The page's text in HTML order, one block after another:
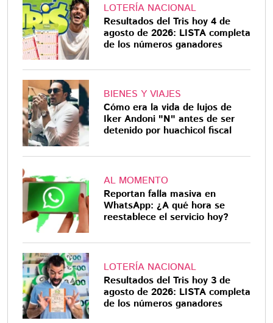
LOTERÍA NACIONAL
Resultados del Tris hoy 4 de
agosto de 2026: LISTA completa
de los números ganadores
BIENES Y VIAJES
Cómo era la vida de lujos de
Iker Andoni "N" antes de ser
detenido por huachicol fiscal
AL MOMENTO
Reportan falla masiva en
WhatsApp: ¿A qué hora se
reestablece el servicio hoy?
LOTERÍA NACIONAL
Resultados del Tris hoy 3 de
agosto de 2026: LISTA completa
de los números ganadores